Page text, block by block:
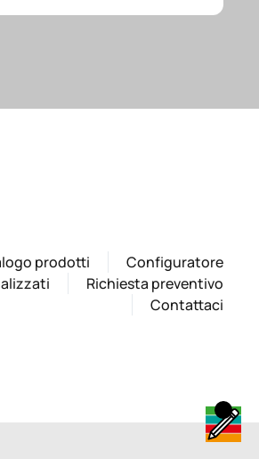
prodotti
Configuratore
Richiesta preventivo
Contattaci